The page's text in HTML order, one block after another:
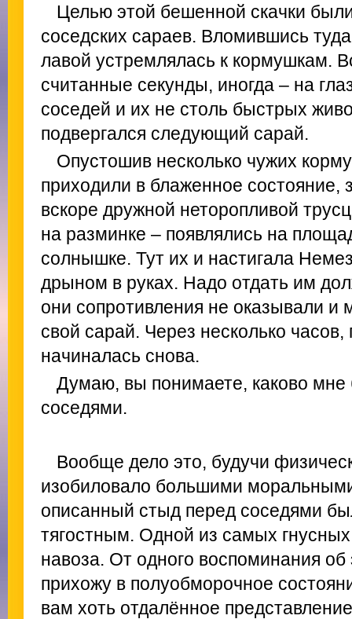
Целью этой бешенной скачки
соседских сараев. Вломившись
лавой устремлялась к кормушкам.
считанные секунды, иногда – на
соседей и их не столь быстрых
подвергался следующий сарай.
Опустошив несколько чужих
приходили в блаженное состояние,
вскоре дружной неторопливой
на разминке – появлялись на
солнышке. Тут их и настигала
дрыном в руках. Надо отдать им
они сопротивления не оказывали и
свой сарай. Через несколько
начиналась снова.
Думаю, вы понимаете, каково мне
соседями.
Вообще дело это, будучи
изобиловало большими
описанный стыд перед соседями
тягостным. Одной из самых
навоза. От одного воспоминания об
прихожу в полуобморочное
вам хоть отдалённое